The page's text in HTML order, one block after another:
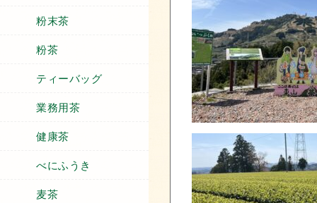
粉末茶
粉茶
ティーバッグ
業務用茶
健康茶
べにふうき
麦茶